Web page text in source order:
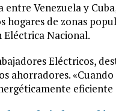
Venezuela y
de zonas
Nacional.
Eléctricos,
ahorradores.
eficiente